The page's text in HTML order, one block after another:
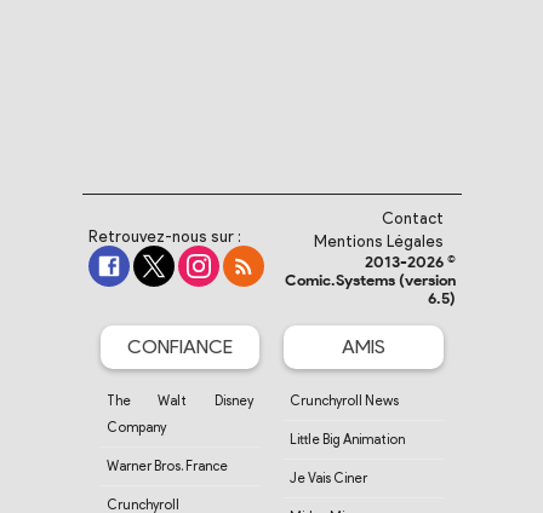
Retrouvez-nous sur :
Contact
Mentions Légales
2013-2026 ©
Comic.Systems (version
6.5)
CONFIANCE
The Walt Disney
Company
Warner Bros. France
Crunchyroll
AMIS
Crunchyroll News
Little Big Animation
Je Vais Ciner